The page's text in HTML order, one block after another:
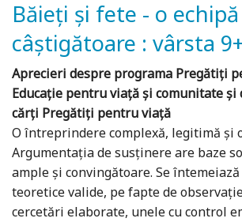
Băieți și fete - o echipă
câștigătoare : vârsta
Aprecieri despre programa Pregătiți
Educație pentru viață și comunitate și
cărți Pregătiți pentru viață
O întreprindere complexă, legitimă și
Argumentația de susținere are baze
ample și convingătoare. Se
teoretice valide, pe fapte de
cercetări elaborate, unele cu control